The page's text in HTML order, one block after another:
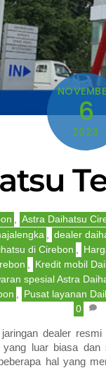
6
2023
, Astra Daihatsu
, dealer
di Cirebon ,
, Kredit mobil
spesial Astra
, Pusat layanan
0
dealer
luar biasa
hal yang